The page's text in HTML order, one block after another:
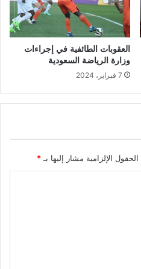
العقوبات الطائفية في إجراءات
وزارة الرياضة السعودية
7 فبراير، 2024
الحقول الإلزامية مشار إليها بـ*